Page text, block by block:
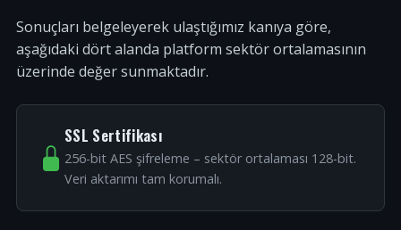
Sonuçları belgeleyerek ulaştığımız kanıya göre,
aşağıdaki dört alanda platform sektör ortalamasının
üzerinde değer sunmaktadır.
SSL Sertifikası
256-bit AES şifreleme – sektör ortalaması 128-bit.
Veri aktarımı tam korumalı.